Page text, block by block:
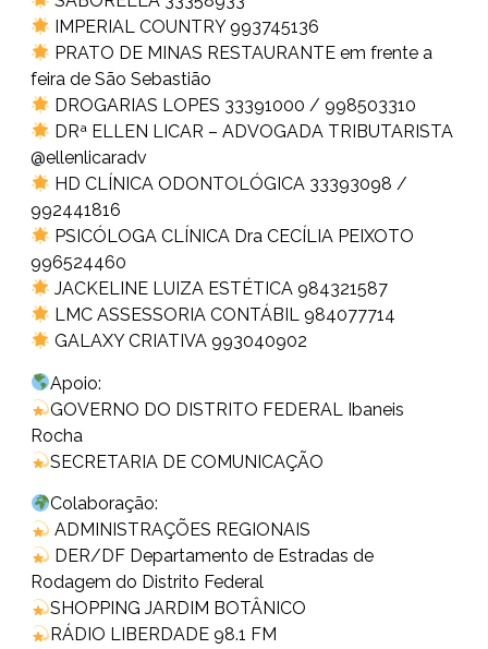
IMPERIAL COUNTRY 993745136
PRATO DE MINAS RESTAURANTE em frente a
feira de São Sebastião
DROGARIAS LOPES 33391000 / 998503310
DRª ELLEN LICAR – ADVOGADA TRIBUTARISTA
@ellenlicaradv
HD CLÍNICA ODONTOLÓGICA 33393098 /
992441816
PSICÓLOGA CLÍNICA Dra CECÍLIA PEIXOTO
996524460
JACKELINE LUIZA ESTÉTICA 984321587
LMC ASSESSORIA CONTÁBIL 984077714
GALAXY CRIATIVA 993040902
Apoio:
GOVERNO DO DISTRITO FEDERAL Ibaneis
Rocha
SECRETARIA DE COMUNICAÇÃO
Colaboração:
ADMINISTRAÇÕES REGIONAIS
DER/DF Departamento de Estradas de
Rodagem do Distrito Federal
SHOPPING JARDIM BOTÂNICO
RÁDIO LIBERDADE 98.1 FM